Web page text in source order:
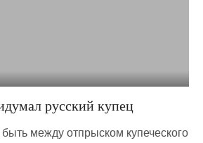
русский купец
между отпрыском купеческого